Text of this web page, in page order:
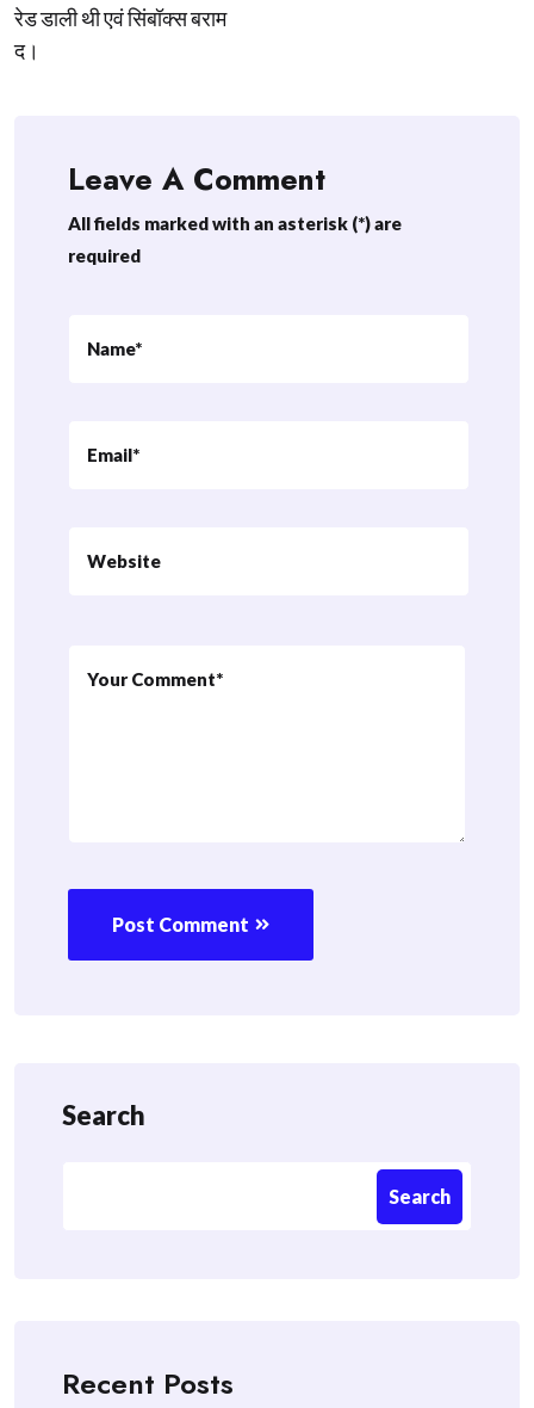
रेड डाली थी एवं सिंबॉक्स बराम
द।
Leave A Comment
All fields marked with an asterisk (*) are
required
Post Comment
Search
Search
Recent Posts